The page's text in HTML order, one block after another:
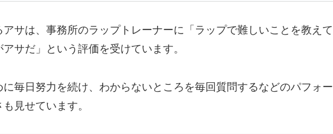
サは、事務所のラップトレーナーに「ラップで難しいことを教えて
サだ」という評価を受けています。
毎日努力を続け、わからないところを毎回質問するなどのパフォー
見せています。